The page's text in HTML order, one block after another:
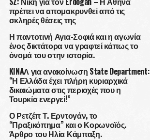
πρέπει να απομακρυνθεί από τις
σκληρές θέσεις της
Η παντοτινή Αγια-Σοφιά και η αγωνία
ένος δικτάτορα να γραφτεί κάπως το
όνομά του στην ιστορία.
KINAΛ για ανακοίνωση State Department:
“Η Ελλάδα έχει πλήρη κυριαρχικά
δικαιώματα στις περιοχές που η
Τουρκία ενεργεί!”
Ο Ρετζέπ Τ. Ερντογάν, το
“Πραξικόπημα” και ο Κορωνοϊός.
Άρθρο του Ηλία Κάμπαξη.